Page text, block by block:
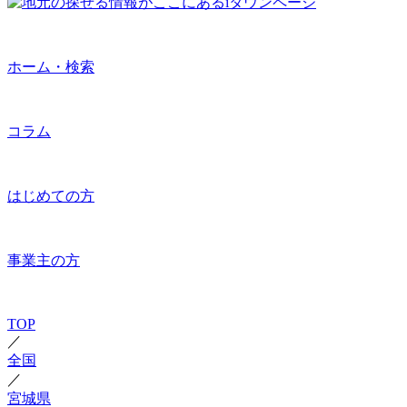
ホーム・検索
コラム
はじめての方
事業主の方
TOP
／
全国
／
宮城県